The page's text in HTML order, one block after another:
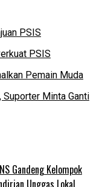
PSIS
PSIS
Pemain Muda
Minta Ganti
Gandeng Kelompok
Unggas Lokal